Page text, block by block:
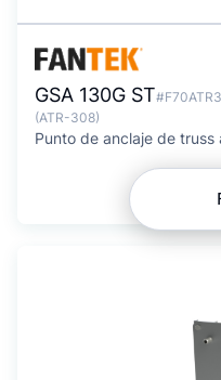
GSA 130G ST
(ATR-308)
Punto de anclaje de truss